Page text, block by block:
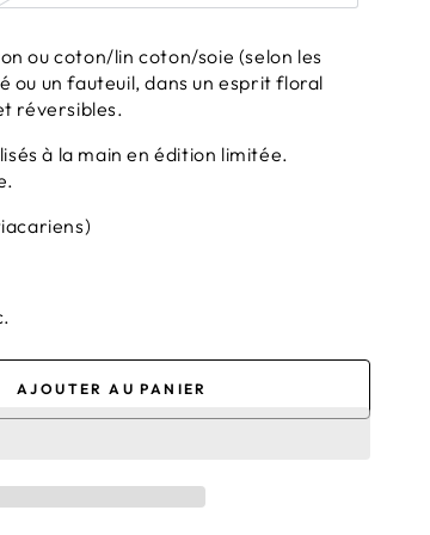
ou coton/lin coton/soie (selon les
ou un fauteuil, dans un esprit floral
réversibles.
à la main en édition limitée.
AJOUTER AU PANIER